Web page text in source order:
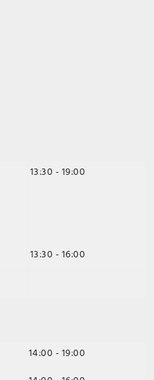
13:30 - 19:00
13:30 - 16:00
14:00 - 19:00